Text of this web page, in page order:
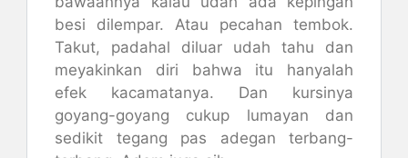
besi dilempar. Atau pecahan tembok.
Takut, padahal diluar udah tahu dan
meyakinkan diri bahwa itu hanyalah
efek kacamatanya. Dan kursinya
goyang-goyang cukup lumayan dan
sedikit tegang pas adegan terbang-